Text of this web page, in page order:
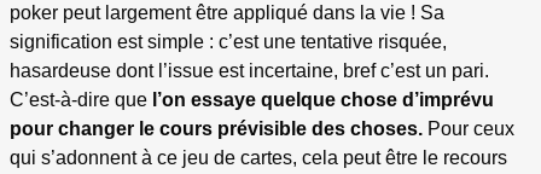
poker peut largement être appliqué dans la vie ! Sa
signification est simple : c’est une tentative risquée,
hasardeuse dont l’issue est incertaine, bref c’est un pari.
C’est-à-dire que l’on essaye quelque chose d’imprévu
pour changer le cours prévisible des choses. Pour ceux
qui s’adonnent à ce jeu de cartes, cela peut être le recours